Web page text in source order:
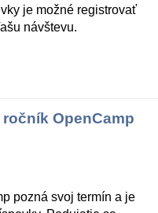
je možné registrovať
návštevu.
OpenCamp
pozná svoj termín a je